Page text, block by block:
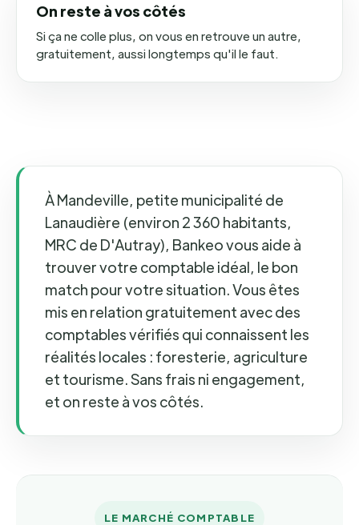
On reste à vos côtés
Si ça ne colle plus, on vous en retrouve un autre,
gratuitement, aussi longtemps qu'il le faut.
À Mandeville, petite municipalité de
Lanaudière (environ 2 360 habitants,
MRC de D'Autray), Bankeo vous aide à
trouver votre comptable idéal, le bon
match pour votre situation. Vous êtes
mis en relation gratuitement avec des
comptables vérifiés qui connaissent les
réalités locales : foresterie, agriculture
et tourisme. Sans frais ni engagement,
et on reste à vos côtés.
LE MARCHÉ COMPTABLE